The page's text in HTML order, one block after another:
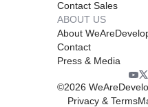
Contact Sales
ABOUT US
About
Contact
Press & Media
©2026
Privacy & Terms